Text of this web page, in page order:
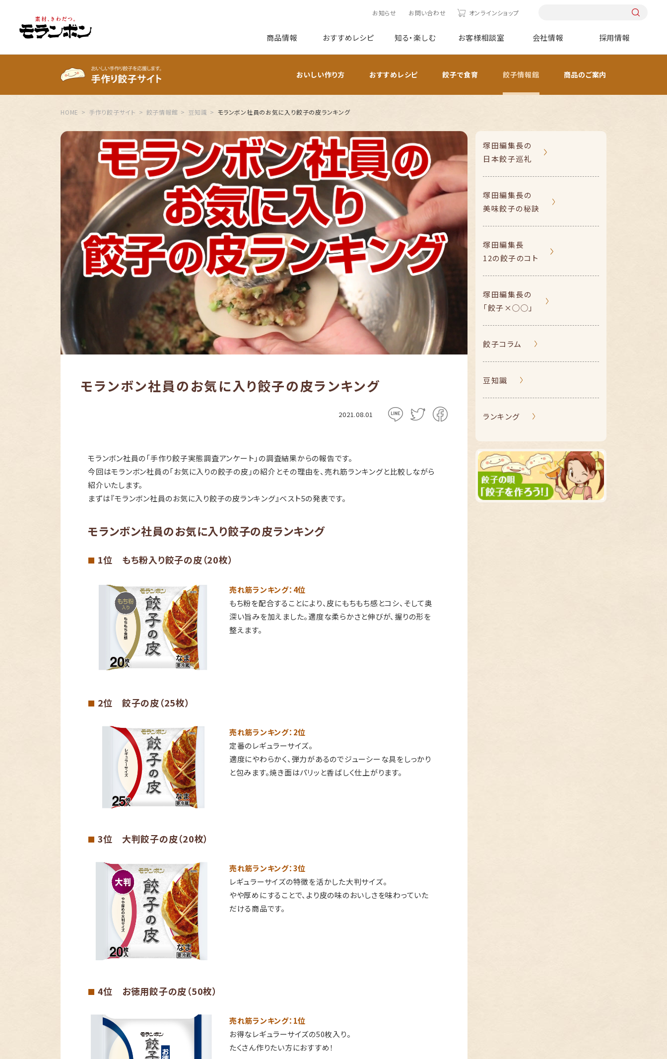
お知らせ お問い合わせ オンラインショップ
商品情報 おすすめレシピ 知る・楽しむ お客様相談室 会社情報 採用情報
おいしい作り方 おすすめレシピ 餃子で食育 餃子情報館 商品のご案内
HOME 手作り餃子サイト 餃子情報館 豆知識 モランボン社員のお気に入り餃子の皮ランキング
モランボン社員のお気に入り餃子の皮ランキング
2021.08.01
モランボン社員の「手作り餃子実態調査アンケート」の調査結果からの報告です。
今回はモランボン社員の「お気に入りの餃子の皮」の紹介とその理由を、売れ筋ランキングと比較しながら
紹介いたします。
まずは『モランボン社員のお気に入り餃子の皮ランキング』ベスト5の発表です。
モランボン社員のお気に入り餃子の皮ランキング
■ 1位 もち粉入り餃子の皮（20枚）
売れ筋ランキング：4位
もち粉を配合することにより、皮にもちもち感とコシ、そして奥
深い旨みを加えました。適度な柔らかさと伸びが、握りの形を
整えます。
■ 2位 餃子の皮（25枚）
売れ筋ランキング：2位
定番のレギュラーサイズ。
適度にやわらかく、弾力があるのでジューシーな具をしっかり
と包みます。焼き面はパリッと香ばしく仕上がります。
■ 3位 大判餃子の皮（20枚）
売れ筋ランキング：3位
レギュラーサイズの特徴を活かした大判サイズ。
やや厚めにすることで、より皮の味のおいしさを味わっていた
だける商品です。
■ 4位 お徳用餃子の皮（50枚）
売れ筋ランキング：1位
お得なレギュラーサイズの50枚入り。
たくさん作りたい方におすすめ！
塚田編集長の
日本餃子巡礼
塚田編集長の
美味餃子の秘訣
塚田編集長
12の餃子のコト
塚田編集長の
「餃子×◯◯」
餃子コラム
豆知識
ランキング